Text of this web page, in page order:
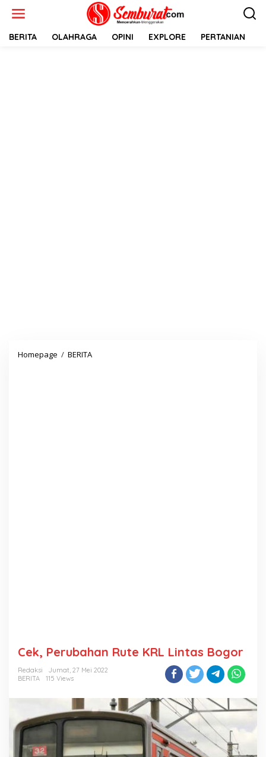
BERITA OLAHRAGA OPINI EXPLORE PERTANIAN
Homepage / BERITACek,
Cek, Perubahan Rute KRL Lintas Bogor
Redaksi
Jumat, 27 Mei 2022
BERITA
115 Views